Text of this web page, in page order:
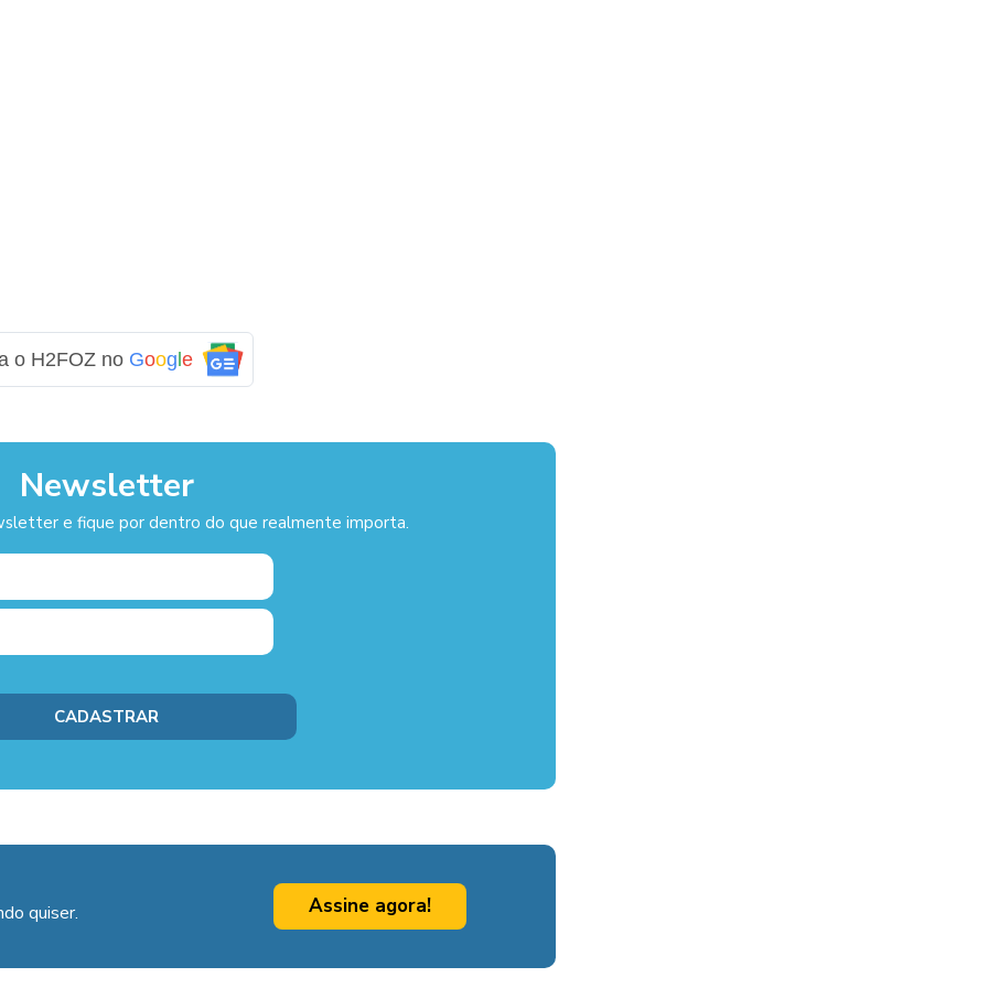
o H2FOZ no Goog le
Newsletter
e fique por dentro do que realmente importa.
quiser. Assine agora!